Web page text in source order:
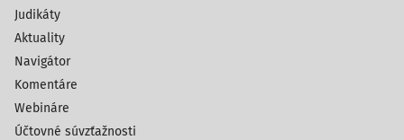
Judikáty
Aktuality
Navigátor
Komentáre
Webináre
Účtovné súvzťažnosti